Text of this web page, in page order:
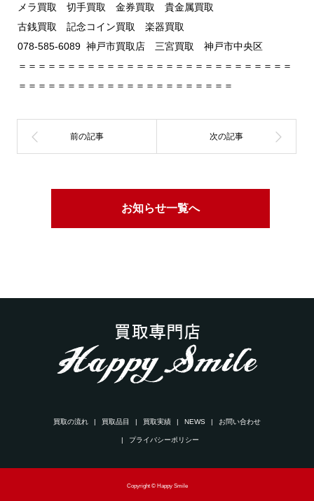
メラ買取 切手買取 金券買取 貴金属買取
古銭買取 記念コイン買取 楽器買取
078-585-6089 神戸市買取店 三宮買取 神戸市中央区
＝＝＝＝＝＝＝＝＝＝＝＝＝＝＝＝＝＝＝＝＝＝＝＝＝＝＝＝
＝＝＝＝＝＝＝＝＝＝＝＝＝＝＝＝＝＝＝＝＝＝
お知らせ一覧へ
買取の流れ 買取品目 買取実績 NEWS お問い合わせ
プライバシーポリシー
Copyright © Happy Smile